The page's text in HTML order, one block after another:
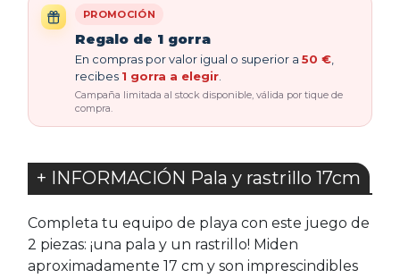
PROMOCIÓN
Regalo de 1 gorra
En compras por valor igual o superior a 50 €
recibes 1 gorra a elegir
Campaña limitada al stock disponible, válida por tique de
compra.
+ INFORMACIÓN Pala y rastrillo 17cm
Completa tu equipo de playa con este juego de
2 piezas: ¡una pala y un rastrillo! Miden
aproximadamente 17 cm y son imprescindibles